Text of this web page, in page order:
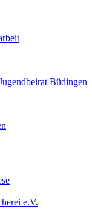
Büdingen
e.V.